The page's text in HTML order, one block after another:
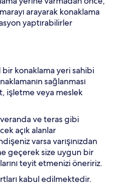
arayarak konaklama
yaptırabilirler
konaklama yeri sahibi
sağlanması
işletme veya meslek
ve teras gibi
açık alanlar
varsa varışınızdan
geçerek size uygun bir
teyit etmenizi öneririz.
kabul edilmektedir.